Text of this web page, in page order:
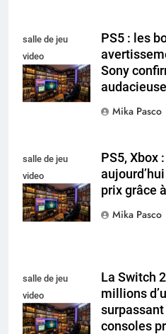
salle de jeu
video
collectionneur
PS5 : les
Sony
Mika Pasco
salle de jeu
video
collectionneur
PS5, Xbox
prix grâce
Mika Pasco
salle de jeu
video
collectionneur
La Switch
millions
consoles